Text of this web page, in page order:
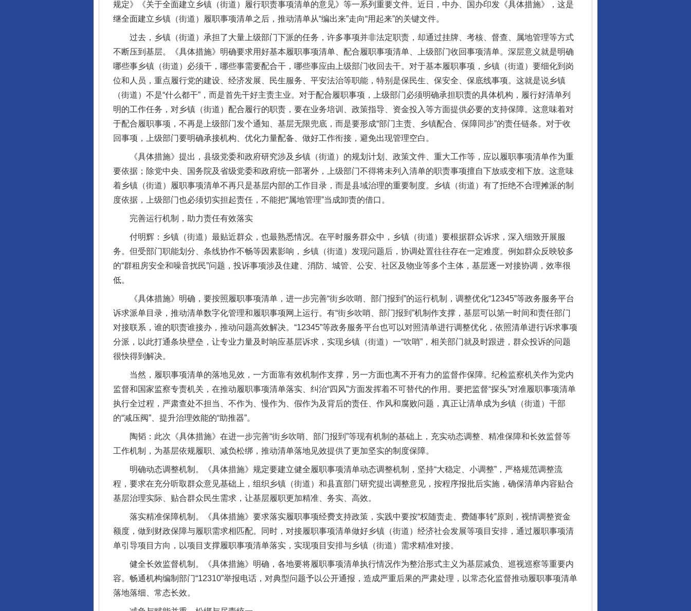
规定》《关于全面建立乡镇（街道）履行职责事项清单的意见》等一系列重要文件。近日，中办、国办印发《具体措施》，这是
继全面建立乡镇（街道）履职事项清单之后，推动清单从“编出来”走向“用起来”的关键文件。
过去，乡镇（街道）承担了大量上级部门下派的任务，许多事项并非法定职责，却通过挂牌、考核、督查、属地管理等方式
不断压到基层。《具体措施》明确要求用好基本履职事项清单、配合履职事项清单、上级部门收回事项清单。深层意义就是明确
哪些事乡镇（街道）必须干，哪些事需要配合干，哪些事应由上级部门收回去干。对于基本履职事项，乡镇（街道）要细化到岗
位和人员，重点履行党的建设、经济发展、民生服务、平安法治等职能，特别是保民生、保安全、保底线事项。这就是说乡镇
（街道）不是“什么都干”，而是首先干好主责主业。对于配合履职事项，上级部门必须明确承担职责的具体机构，履行好清单列
明的工作任务，对乡镇（街道）配合履行的职责，要在业务培训、政策指导、资金投入等方面提供必要的支持保障。这意味着对
于配合履职事项，不再是上级部门发个通知、基层无限兜底，而是要形成“部门主责、乡镇配合、保障同步”的责任链条。对于收
回事项，上级部门要明确承接机构、优化力量配备、做好工作衔接，避免出现管理空白。
《具体措施》提出，县级党委和政府研究涉及乡镇（街道）的规划计划、政策文件、重大工作等，应以履职事项清单作为重
要依据；除党中央、国务院及省级党委和政府统一部署外，上级部门不得将未列入清单的职责事项擅自下放或变相下放。这意味
着乡镇（街道）履职事项清单不再只是基层内部的工作目录，而是县域治理的重要制度。乡镇（街道）有了拒绝不合理摊派的制
度依据，上级部门也必须切实担起责任，不能把“属地管理”当成卸责的借口。
完善运行机制，助力责任有效落实
付明辉：乡镇（街道）最贴近群众，也最熟悉情况。在平时服务群众中，乡镇（街道）要根据群众诉求，深入细致开展服
务。但受部门职能划分、条线协作不畅等因素影响，乡镇（街道）发现问题后，协调处置往往存在一定难度。例如群众反映较多
的“群租房安全和噪音扰民”问题，投诉事项涉及住建、消防、城管、公安、社区及物业等多个主体，基层逐一对接协调，效率很
低。
《具体措施》明确，要按照履职事项清单，进一步完善“街乡吹哨、部门报到”的运行机制，调整优化“12345”等政务服务平台
诉求派单目录，推动清单数字化管理和履职事项网上运行。有“街乡吹哨、部门报到”机制作支撑，基层可以第一时间和责任部门
对接联系，谁的职责谁接办，推动问题高效解决。“12345”等政务服务平台也可以对照清单进行调整优化，依照清单进行诉求事项
分派，以此打通条块壁垒，让专业力量及时响应基层诉求，实现乡镇（街道）一“吹哨”，相关部门就及时跟进，群众投诉的问题
很快得到解决。
当然，履职事项清单的落地见效，一方面靠有效机制作支撑，另一方面也离不开有力的监督作保障。纪检监察机关作为党内
监督和国家监察专责机关，在推动履职事项清单落实、纠治“四风”方面发挥着不可替代的作用。要把监督“探头”对准履职事项清单
执行全过程，严肃查处不担当、不作为、慢作为、假作为及背后的责任、作风和腐败问题，真正让清单成为乡镇（街道）干部
的“减压阀”、提升治理效能的“助推器”。
陶韬：此次《具体措施》在进一步完善“街乡吹哨、部门报到”等现有机制的基础上，充实动态调整、精准保障和长效监督等
工作机制，为基层依规履职、减负松绑，推动清单落地见效提供了更加坚实的制度保障。
明确动态调整机制。《具体措施》规定要建立健全履职事项清单动态调整机制，坚持“大稳定、小调整”，严格规范调整流
程，要求在充分听取群众意见基础上，组织乡镇（街道）和县直部门研究提出调整意见，按程序报批后实施，确保清单内容贴合
基层治理实际、贴合群众民生需求，让基层履职更加精准、务实、高效。
落实精准保障机制。《具体措施》要求落实履职事项经费支持政策，实践中要按“权随责走、费随事转”原则，视情调整资金
额度，做到财政保障与履职需求相匹配。同时，对接履职事项清单做好乡镇（街道）经济社会发展等项目安排，通过履职事项清
单引导项目方向，以项目支撑履职事项清单落实，实现项目安排与乡镇（街道）需求精准对接。
健全长效监督机制。《具体措施》明确，各地要将履职事项清单执行情况作为整治形式主义为基层减负、巡视巡察等重要内
容。畅通机构编制部门“12310”举报电话，对典型问题予以公开通报，造成严重后果的严肃处理，以常态化监督推动履职事项清单
落地落细、常态长效。